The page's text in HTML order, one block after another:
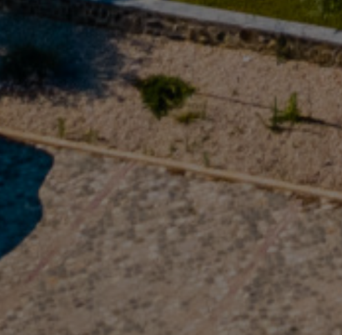
Estrada Nacional 109, km 161.4
2415-206 Regueira de Pontes - Leiria
+351 244 820 460
(Appel vers le réseau fixe national)
RNET: 5399